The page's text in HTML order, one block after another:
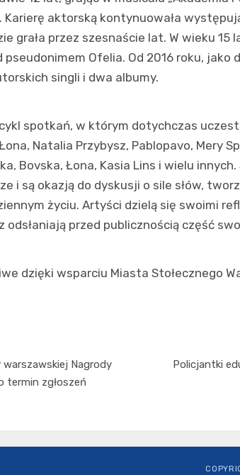
Karierę aktorską kontynuowała
grała przez szesnaście lat. W wieku
pseudonimem Ofelia. Od 2016 roku, jako
singli i dwa albumy.
cykl spotkań, w którym dotychczas
Natalia Przybysz, Pablopavo, Mery
Bovska, Łona, Kasia Lins i wielu
i są okazją do dyskusji o sile słów,
życiu. Artyści dzielą się swoimi
odsłaniają przed publicznością część
dzięki wsparciu Miasta Stołecznego
warszawskiej Nagrody
termin zgłoszeń
Policjantki